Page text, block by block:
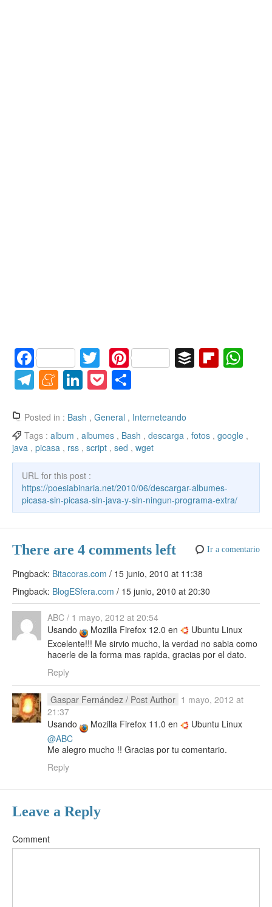
F
a
c
e
b
o
o
k
T
w
itt
er
Pi
nt
er
e
st
B Fl
ar A
T
e
gr
a
m
M
n
e
a
m
e
Li
k
e
dI
n
P
ck
et
m
p
ar
Posted in : Bash , General , Interneteando
Tags : album , albumes , Bash , descarga , fotos , google ,
java , picasa , rss , script , sed , wget
URL for this post :
https://poesiabinaria.net/2010/06/descargar-albumes-
picasa-sin-picasa-sin-java-y-sin-ningun-programa-extra/
There are 4 comments left Ir a comentario
Pingback: Bitacoras.com / 15 junio, 2010 at 11:38
Pingback: BlogESfera.com / 15 junio, 2010 at 20:30
ABC / 1 mayo, 2012 at 20:54
Usando
Mozilla Firefox 12.0 en
Ubuntu Linux
Excelente!!! Me sirvio mucho, la verdad no sabia como
hacerle de la forma mas rapida, gracias por el dato.
Reply
Gaspar Fernández / Post Author 1 mayo, 2012 at
21:37
Usando
Mozilla Firefox 11.0 en
Ubuntu Linux
@ABC
Me alegro mucho !! Gracias por tu comentario.
Reply
Leave a Reply
Comment